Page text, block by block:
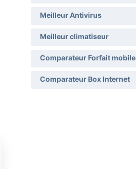
Meilleur Antivirus
Meilleur climatiseur
Comparateur Forfait mobile
Comparateur Box Internet